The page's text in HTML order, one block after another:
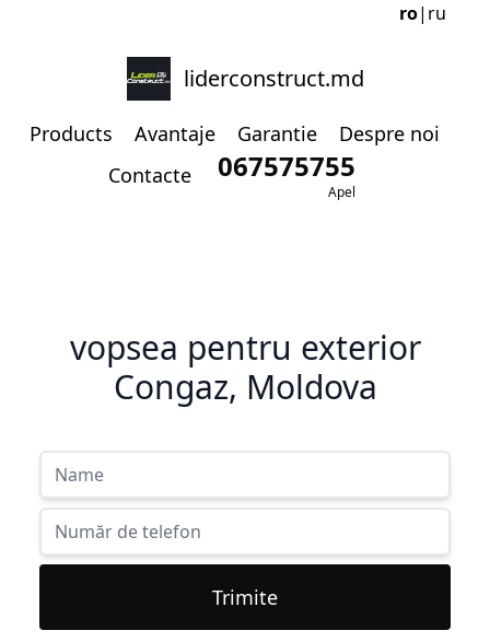
ro| ru
liderconstruct.md
Products Avantaje Garantie
Despre noi
Contacte
067575755
Apel
vopsea pentru exterior
Congaz, Moldova
Trimite